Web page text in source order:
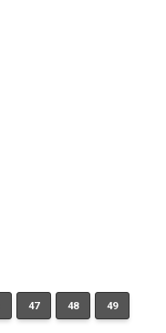
47 48 49